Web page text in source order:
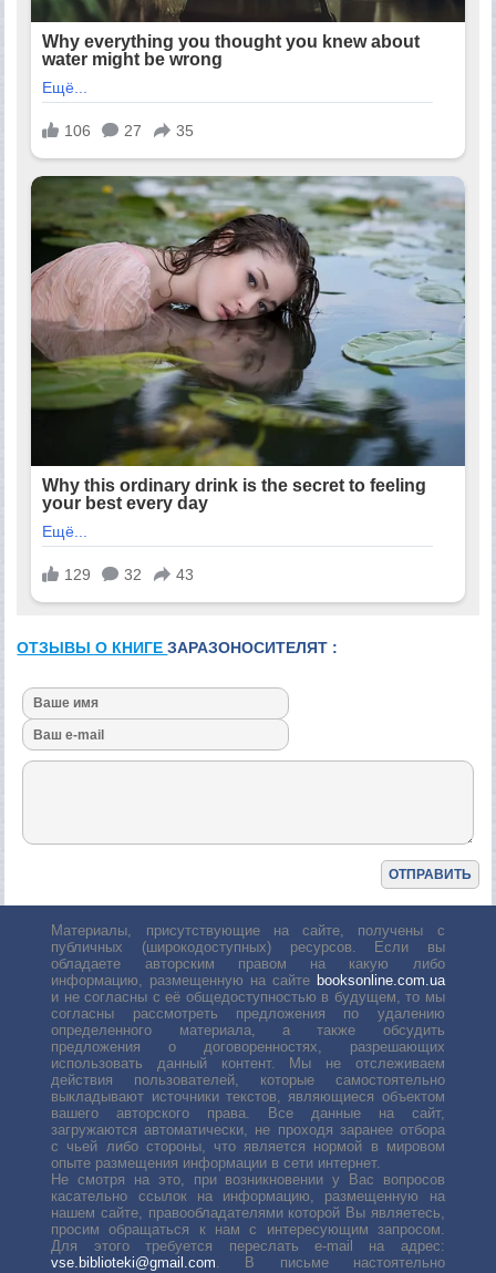
ОТЗЫВЫ О КНИГЕЗАРАЗОНОСИТЕЛЯТ :
Материалы, присутствующие на сайте, получены с
публичных (широкодоступных) ресурсов. Если вы
обладаете авторским правом на какую либо
информацию, размещенную на сайте booksonline.com.ua
и не согласны с её общедоступностью в будущем, то мы
согласны рассмотреть предложения по удалению
определенного материала, а также обсудить
предложения о договоренностях, разрешающих
использовать данный контент. Мы не отслеживаем
действия пользователей, которые самостоятельно
выкладывают источники текстов, являющиеся объектом
вашего авторского права. Все данные на сайт,
загружаются автоматически, не проходя заранее отбора
с чьей либо стороны, что является нормой в мировом
опыте размещения информации в сети интернет.
Не смотря на это, при возникновении у Вас вопросов
касательно ссылок на информацию, размещенную на
нашем сайте, правообладателями которой Вы являетесь,
просим обращаться к нам с интересующим запросом.
Для этого требуется переслать е-mail на адрес:
vse.biblioteki@gmail.com. В письме настоятельно